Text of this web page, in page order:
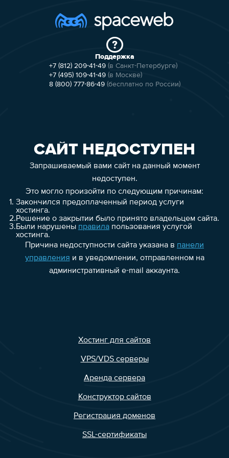
Поддержка
+7 (812) 209-41-49 (в Санкт-Петербурге)
+7 (495) 109-41-49 (в Москве)
8 (800) 777-86-49 (бесплатно по России)
САЙТ НЕДОСТУПЕН
Запрашиваемый вами сайт на данный момент
недоступен.
Это могло произойти по следующим причинам:
1. Закончился предоплаченный период услуги
хостинга.
2.Решение о закрытии было принято владельцем сайта.
3.Были нарушены правилапользования услугой
хостинга.
Причина недоступности сайта указана в панели
управления и в уведомлении, отправленном на
административный e-mail аккаунта.
Хостинг для сайтов
VPS/VDS серверы
Аренда сервера
Конструктор сайтов
Регистрация доменов
SSL-сертификаты